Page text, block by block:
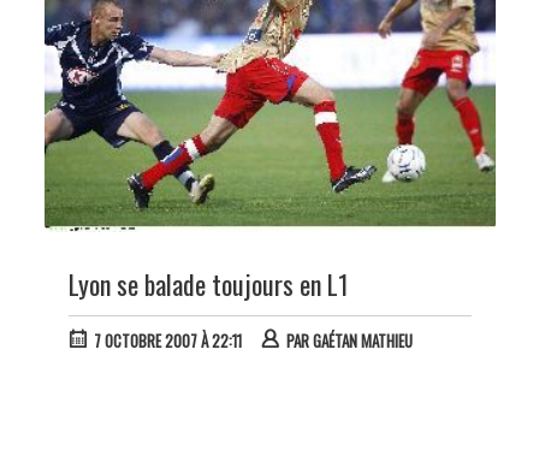
Lyon se balade toujours en L1
7 OCTOBRE 2007 À 22:11 PARGAÉTAN MATHIEU